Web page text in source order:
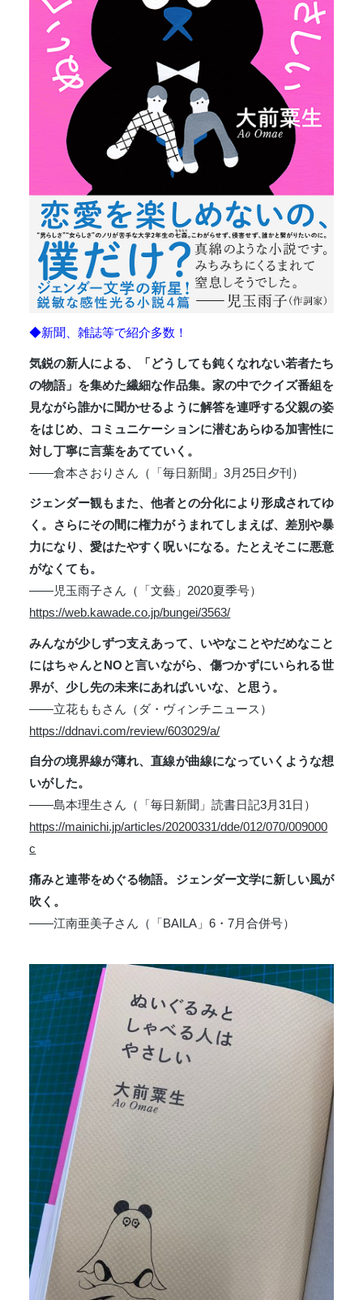
◆新聞、雑誌等で紹介多数！
気鋭の新人による、「どうしても鈍くなれない若者たち
の物語」を集めた繊細な作品集。家の中でクイズ番組を
見ながら誰かに聞かせるように解答を連呼する父親の姿
をはじめ、コミュニケーションに潜むあらゆる加害性に
対し丁寧に言葉をあてていく。
――倉本さおりさん（「毎日新聞」3月25日夕刊）
ジェンダー観もまた、他者との分化により形成されてゆ
く。さらにその間に権力がうまれてしまえば、差別や暴
力になり、愛はたやすく呪いになる。たとえそこに悪意
がなくても。
――児玉雨子さん（「文藝」2020夏季号）
https://web.kawade.co.jp/bungei/3563/
みんなが少しずつ支えあって、いやなことやだめなこと
にはちゃんとNOと言いながら、傷つかずにいられる世
界が、少し先の未来にあればいいな、と思う。
――立花ももさん（ダ・ヴィンチニュース）
https://ddnavi.com/review/603029/a/
自分の境界線が薄れ、直線が曲線になっていくような想
いがした。
――島本理生さん（「毎日新聞」読書日記3月31日）
https://mainichi.jp/articles/20200331/dde/012/070/009000
c
痛みと連帯をめぐる物語。ジェンダー文学に新しい風が
吹く。
――江南亜美子さん（「BAILA」6・7月合併号）